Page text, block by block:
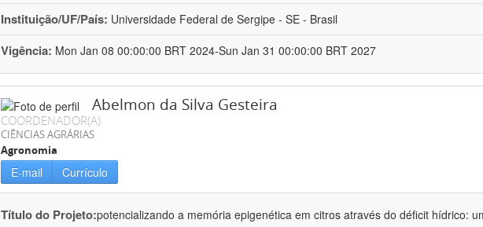
Instituição/UF/País: Universidade Federal de Sergipe - SE - Brasil
Vigência: Mon Jan 08 00:00:00 BRT 2024-Sun Jan 31 00:00:00 BRT 2027
Abelmon da Silva Gesteira
COORDENADOR(A)
CIÊNCIAS AGRÁRIAS
Agronomia
E-mail Currículo
Título do Projeto:potencializando a memória epigenética em citros através do déficit hídrico: